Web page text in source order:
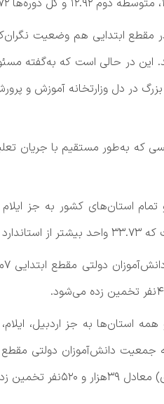
که به‌طور مستقیم با جریان
نسبت دانش‌آموز به گروه معلمان ۱۹.۲ اعلام
اول، استاندارد نسبت دانش‌آموز به گروه معلمان